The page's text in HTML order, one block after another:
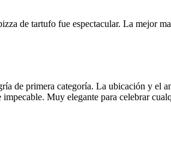
de tartufo fue espectacular. La mejor
de primera categoría. La ubicación y
Muy elegante para celebrar